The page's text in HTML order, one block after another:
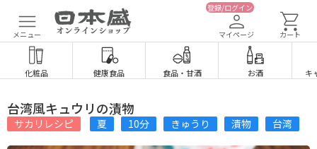
メニュー
登録/ログイン
マイページ カート
化粧品 健康食品 食品・ 甘酒 お酒 キ
台湾風キュウリの漬物
サカリレシピ 夏 10分 きゅうり 漬物 台湾